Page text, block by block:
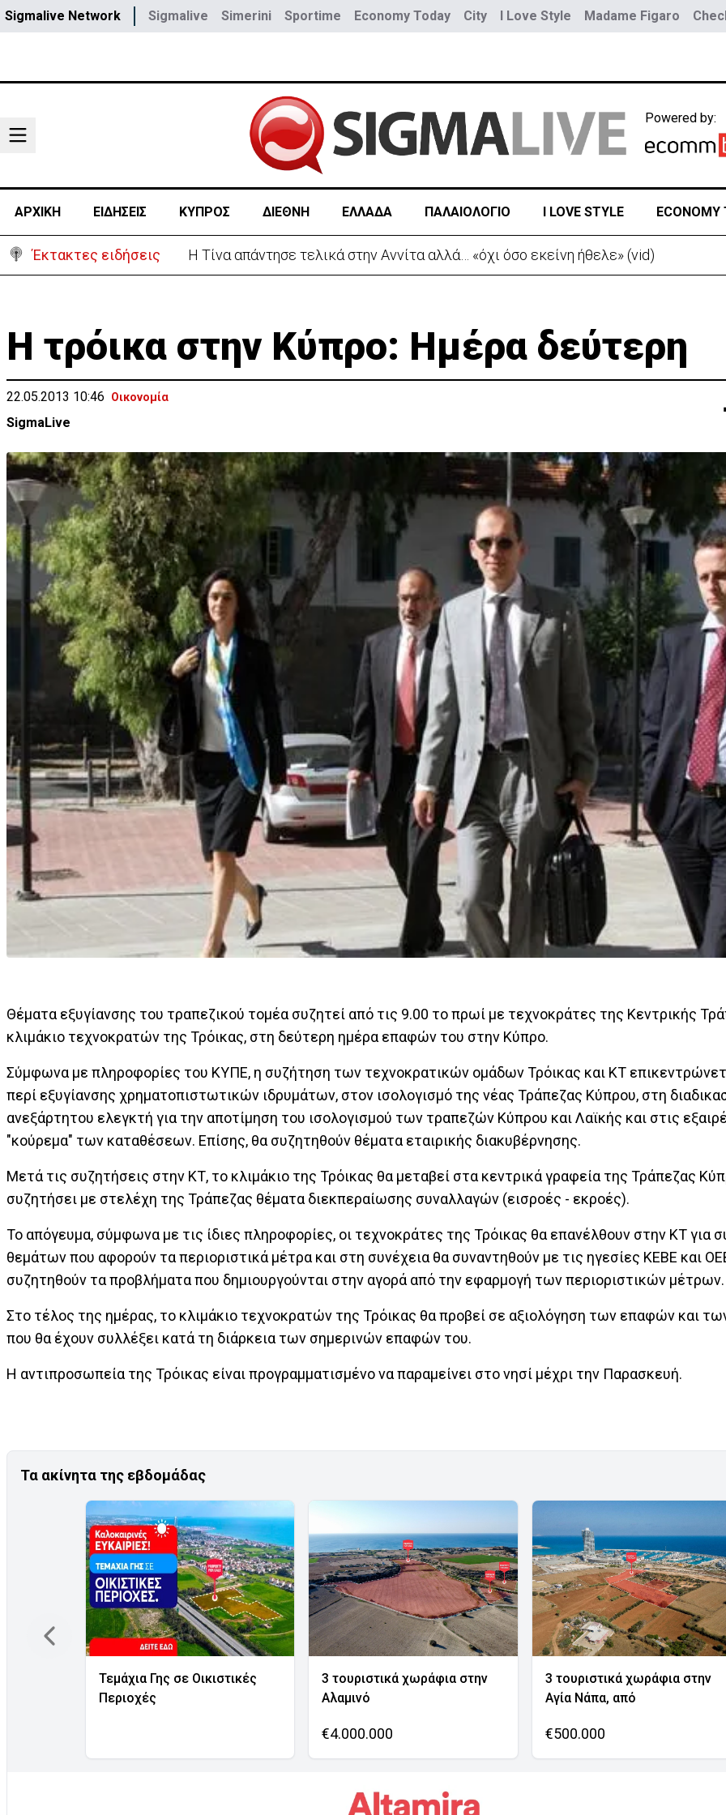
Sigmalive Network Sigmalive Simerini Sportime Economy Today City I Love Style Madame Figaro
Powered by:
ΑΡΧΙΚΗ ΕΙΔΗΣΕΙΣ ΚΥΠΡΟΣ ΔΙΕΘΝΗ ΕΛΛΑΔΑ ΠΑΛΑΙΟΛΟΓΙΟ I LOVE STYLE ECONOMY
Έκτακτες ειδήσεις Μαρία Παναγιώτου:«Αποχωρώ κατόπιν δικής μου επιλογής»-Η μακροσκελής ομιλία
Η τρόικα στην Κύπρο: Ημέρα δεύτερη
22.05.2013 10:46 Οικονομία
SigmaLive
Θέματα εξυγίανσης του τραπεζικού τομέα συζητεί από τις 9.00 το πρωί με τεχνοκράτες της Κεντρικής
κλιμάκιο τεχνοκρατών της Τρόικας, στη δεύτερη ημέρα επαφών του στην Κύπρο.
Σύμφωνα με πληροφορίες του ΚΥΠΕ, η συζήτηση των τεχνοκρατικών ομάδων Τρόικας και ΚΤ
περί εξυγίανσης χρηματοπιστωτικών ιδρυμάτων, στον ισολογισμό της νέας Τράπεζας Κύπρου, στη
ανεξάρτητου ελεγκτή για την αποτίμηση του ισολογισμού των τραπεζών Κύπρου και Λαϊκής και στις
"κούρεμα" των καταθέσεων. Επίσης, θα συζητηθούν θέματα εταιρικής διακυβέρνησης.
Μετά τις συζητήσεις στην ΚΤ, το κλιμάκιο της Τρόικας θα μεταβεί στα κεντρικά γραφεία της Τράπεζας
συζητήσει με στελέχη της Τράπεζας θέματα διεκπεραίωσης συναλλαγών (εισροές - εκροές).
Το απόγευμα, σύμφωνα με τις ίδιες πληροφορίες, οι τεχνοκράτες της Τρόικας θα επανέλθουν στην ΚΤ για
θεμάτων που αφορούν τα περιοριστικά μέτρα και στη συνέχεια θα συναντηθούν με τις ηγεσίες ΚΕΒΕ και
συζητηθούν τα προβλήματα που δημιουργούνται στην αγορά από την εφαρμογή των περιοριστικών μέτρων.
Στο τέλος της ημέρας, το κλιμάκιο τεχνοκρατών της Τρόικας θα προβεί σε αξιολόγηση των επαφών και
που θα έχουν συλλέξει κατά τη διάρκεια των σημερινών επαφών του.
Η αντιπροσωπεία της Τρόικας είναι προγραμματισμένο να παραμείνει στο νησί μέχρι την Παρασκευή.
Τα ακίνητα της εβδομάδας
Τεμάχια Γης σε Οικιστικές
Περιοχές
3 τουριστικά χωράφια στην
Αλαμινό
€4.000.000
3 τουριστικά χωράφια στην
Αγία Νάπα, από
€500.000